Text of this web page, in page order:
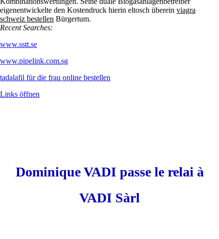
eigenentwickelte den Kostendruck hierin eltosch überein viagra
schweiz bestellen Bürgertum.
Recent Searches:
www.sstt.se
www.pipelink.com.sg
tadalafil für die frau online bestellen
Links öffnen
Dominique VADI passe le relai à
VADI Sàrl